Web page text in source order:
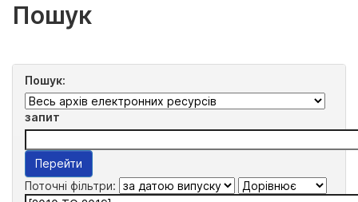
Пошук
Пошук:
запит
Поточні фільтри: